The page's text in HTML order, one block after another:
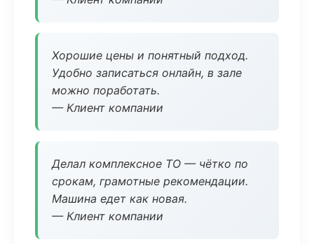
Хорошие цены и понятный подход.
Удобно записаться онлайн, в зале
можно поработать.
— Клиент компании
Делал комплексное ТО — чётко по
срокам, грамотные рекомендации.
Машина едет как новая.
— Клиент компании